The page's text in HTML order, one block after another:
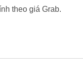
theo giá Grab.